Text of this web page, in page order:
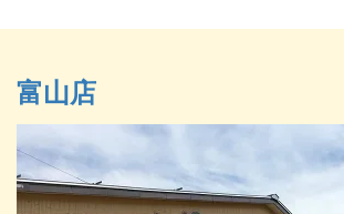
富山店